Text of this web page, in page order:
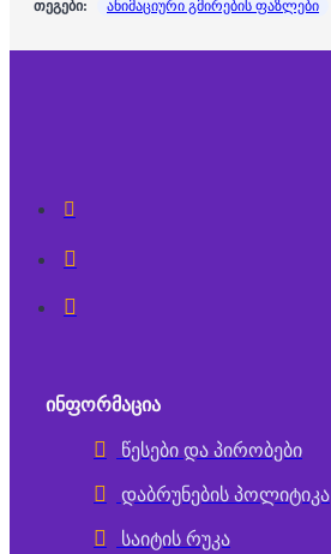
თეგები: ანიმაციური გმირების ფაზლები
ᲘᲜᲤᲝᲠᲛᲐᲪᲘᲐ
წესები და პირობები
დაბრუნების პოლიტიკა
საიტის რუკა